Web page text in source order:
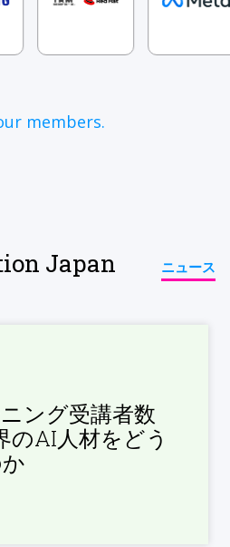
members.
Japan
ニュース
ング受講者数
のAI人材をどう